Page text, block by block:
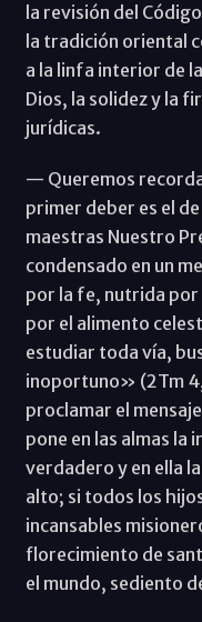
la revisión del
la tradición oriental
a la linfa interior de
Dios, la solidez y la
jurídicas.
— Queremos
primer deber es el
maestras Nuestro
condensado en un
por la fe, nutrida por
por el alimento
estudiar toda vía,
inoportuno» (2Tm
proclamar el
pone en las almas la
verdadero y en ella
alto; si todos los
incansables
florecimiento de
el mundo, sediento